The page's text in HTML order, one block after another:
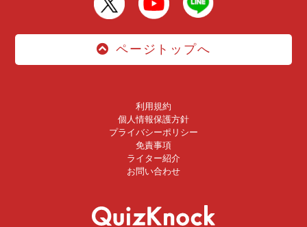
ページトップへ
利用規約
個人情報保護方針
プライバシーポリシー
免責事項
ライター紹介
お問い合わせ